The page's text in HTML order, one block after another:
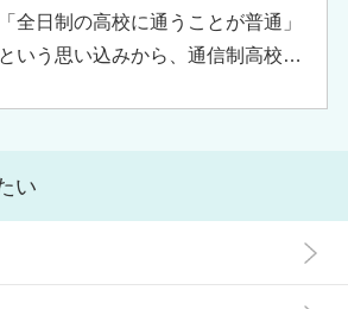
リット・デメリットについて解説し
ます。
行ったからといって「人生終了」で
は決してありません。通信制高校で
記事では、通信制高校に行くこと
人生終わりではない理由や、通う
た高校選びについて解説します。
「全日制の高校に通うことが普通」
という思い込みから、通信制高校へ
徒」などが通う学校という、先入
がある人もいるかもしれません。
加傾向にあり、さまざまな生徒が
い